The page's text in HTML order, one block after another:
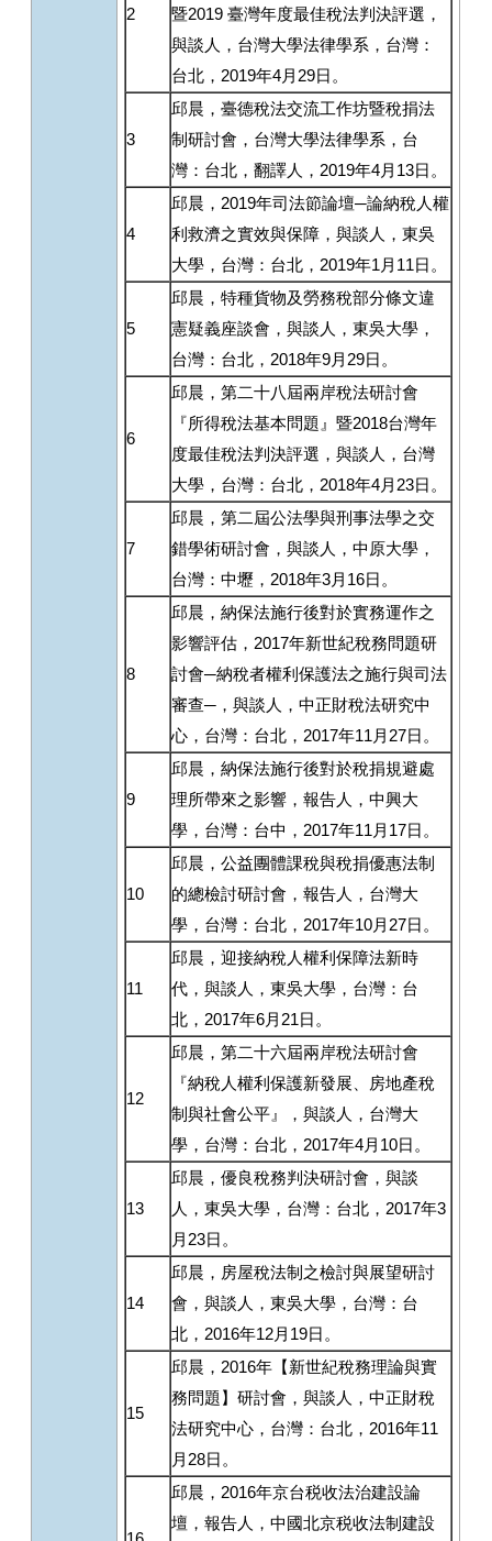
2
暨2019 臺灣年度最佳稅法判決評選，
與談人，台灣大學法律學系，台灣：
台北，2019年4月29日。
3
邱晨，臺德稅法交流工作坊暨稅捐法
制研討會，台灣大學法律學系，台
灣：台北，翻譯人，2019年4月13日。
4
邱晨，2019年司法節論壇─論納稅人權
利救濟之實效與保障，與談人，東吳
大學，台灣：台北，2019年1月11日。
5
邱晨，特種貨物及勞務稅部分條文違
憲疑義座談會，與談人，東吳大學，
台灣：台北，2018年9月29日。
6
邱晨，第二十八屆兩岸稅法研討會
『所得稅法基本問題』暨2018台灣年
度最佳稅法判決評選，與談人，台灣
大學，台灣：台北，2018年4月23日。
7
邱晨，第二屆公法學與刑事法學之交
錯學術研討會，與談人，中原大學，
台灣：中壢，2018年3月16日。
8
邱晨，納保法施行後對於實務運作之
影響評估，2017年新世紀稅務問題研
討會─納稅者權利保護法之施行與司法
審查─，與談人，中正財稅法研究中
心，台灣：台北，2017年11月27日。
9
邱晨，納保法施行後對於稅捐規避處
理所帶來之影響，報告人，中興大
學，台灣：台中，2017年11月17日。
10
邱晨，公益團體課稅與稅捐優惠法制
的總檢討研討會，報告人，台灣大
學，台灣：台北，2017年10月27日。
11
邱晨，迎接納稅人權利保障法新時
代，與談人，東吳大學，台灣：台
北，2017年6月21日。
12
邱晨，第二十六屆兩岸稅法研討會
『納稅人權利保護新發展、房地產稅
制與社會公平』，與談人，台灣大
學，台灣：台北，2017年4月10日。
13
邱晨，優良稅務判決研討會，與談
人，東吳大學，台灣：台北，2017年3
月23日。
14
邱晨，房屋稅法制之檢討與展望研討
會，與談人，東吳大學，台灣：台
北，2016年12月19日。
15
邱晨，2016年【新世紀稅務理論與實
務問題】研討會，與談人，中正財稅
法研究中心，台灣：台北，2016年11
月28日。
邱晨，2016年京台税收法治建設論
壇，報告人，中國北京税收法制建設